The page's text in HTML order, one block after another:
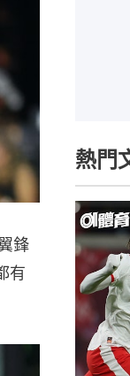
鋒
有
熱門